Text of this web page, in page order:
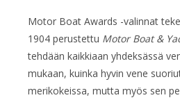
Motor Boat Awards -valinnat
1904 perustettu Motor Boat &
tehdään kaikkiaan yhdeksässä
mukaan, kuinka hyvin vene
merikokeissa, mutta myös sen